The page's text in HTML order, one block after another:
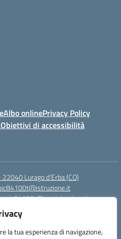
la tua esperienza di navigazione,
Albo onlinePrivacy Policy
Obiettivi di accessibilità
Lurago d'Erba (CO)
coic84100t@pec.istruzione.it